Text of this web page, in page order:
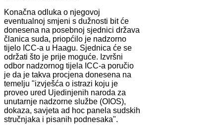
Konačna odluka o njegovoj
eventualnoj smjeni s dužnosti bit će
donesena na posebnoj sjednici država
članica suda, priopćilo je nadzorno
tijelo ICC-a u Haagu. Sjednica će se
održati što je prije moguće. Izvršni
odbor nadzornog tijela ICC-a poručio
je da je takva procjena donesena na
temelju "izvješća o istrazi koju je
proveo ured Ujedinjenih naroda za
unutarnje nadzorne službe (OIOS),
dokaza, savjeta ad hoc panela sudskih
stručnjaka i pisanih podnesaka".